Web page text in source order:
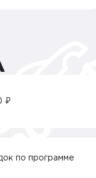
₽
по программе